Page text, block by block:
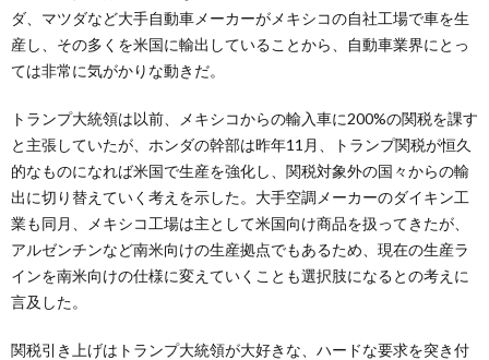
ダ、マツダなど大手自動車メーカーがメキシコの自社工場で車を生
産し、その多くを米国に輸出していることから、自動車業界にとっ
ては非常に気がかりな動きだ。
トランプ大統領は以前、メキシコからの輸入車に200%の関税を課す
と主張していたが、ホンダの幹部は昨年11月、トランプ関税が恒久
的なものになれば米国で生産を強化し、関税対象外の国々からの輸
出に切り替えていく考えを示した。大手空調メーカーのダイキン工
業も同月、メキシコ工場は主として米国向け商品を扱ってきたが、
アルゼンチンなど南米向けの生産拠点でもあるため、現在の生産ラ
インを南米向けの仕様に変えていくことも選択肢になるとの考えに
言及した。
関税引き上げはトランプ大統領が大好きな、ハードな要求を突き付